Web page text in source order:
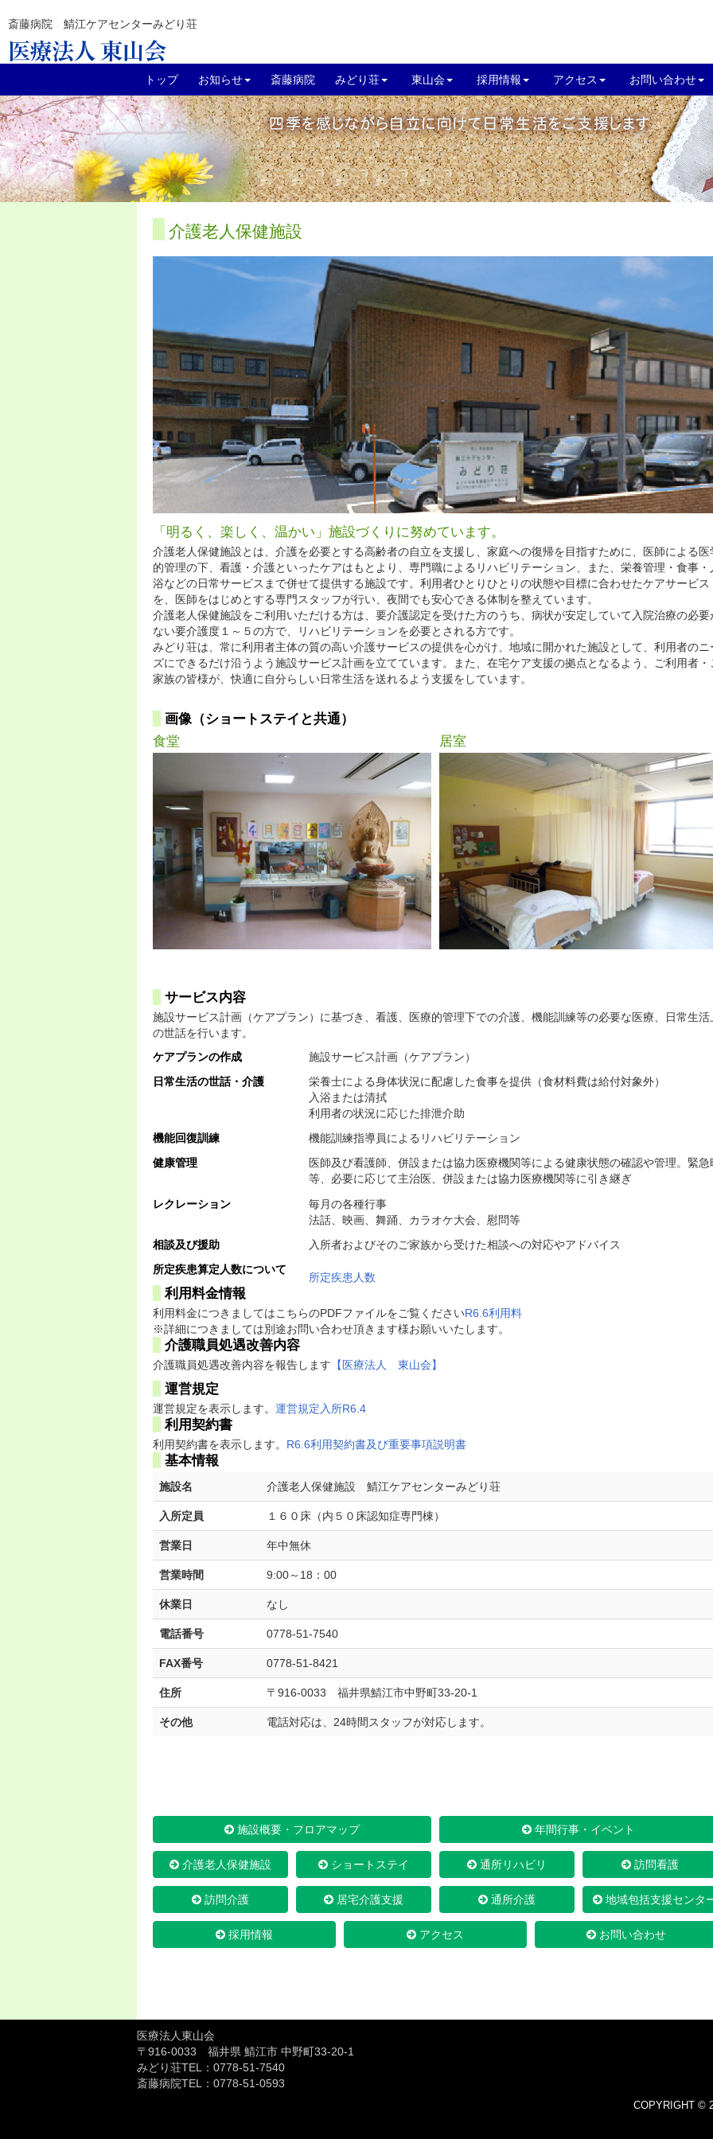
斎藤病院 鯖江ケアセンターみどり荘
トップ お知らせ 斎藤病院 みどり荘 東山会 採用情報 アクセス お問い合わせ
介護老人保健施設
「明るく、楽しく、温かい」施設づくりに努めています。
介護老人保健施設とは、介護を必要とする高齢者の自立を支援し、家庭への復帰を目指すために、医師による医
的管理の下、看護・介護といったケアはもとより、専門職によるリハビリテーション、また、栄養管理・食事・
浴などの日常サービスまで併せて提供する施設です。利用者ひとりひとりの状態や目標に合わせたケアサービス
を、医師をはじめとする専門スタッフが行い、夜間でも安心できる体制を整えています。
介護老人保健施設をご利用いただける方は、要介護認定を受けた方のうち、病状が安定していて入院治療の必要
ない要介護度１～５の方で、リハビリテーションを必要とされる方です。
みどり荘は、常に利用者主体の質の高い介護サービスの提供を心がけ、地域に開かれた施設として、利用者のニ
ズにできるだけ沿うよう施設サービス計画を立てています。また、在宅ケア支援の拠点となるよう、ご利用者・
家族の皆様が、快適に自分らしい日常生活を送れるよう支援をしています。
画像（ショートステイと共通）
食堂
居室
サービス内容
施設サービス計画（ケアプラン）に基づき、看護、医療的管理下での介護、機能訓練等の必要な医療、日常生活
の世話を行います。
ケアプランの作成
施設サービス計画（ケアプラン）
日常生活の世話・介護
栄養士による身体状況に配慮した食事を提供（食材料費は給付対象外）
入浴または清拭
利用者の状況に応じた排泄介助
機能回復訓練
機能訓練指導員によるリハビリテーション
健康管理
医師及び看護師、併設または協力医療機関等による健康状態の確認や管理。緊急
等、必要に応じて主治医、併設または協力医療機関等に引き継ぎ
レクレーション
毎月の各種行事
法話、映画、舞踊、カラオケ大会、慰問等
相談及び援助
入所者およびそのご家族から受けた相談への対応やアドバイス
所定疾患算定人数について
所定疾患人数
利用料金情報
利用料金につきましてはこちらのPDFファイルをご覧くださいR6.6利用料
※詳細につきましては別途お問い合わせ頂きます様お願いいたします。
介護職員処遇改善内容
介護職員処遇改善内容を報告します 【医療法人 東山会】
運営規定
運営規定を表示します。 運営規定入所R6.4
利用契約書
利用契約書を表示します。 R6.6利用契約書及び重要事項説明書
基本情報
施設名 介護老人保健施設 鯖江ケアセンターみどり荘
入所定員 １６０床（内５０床認知症専門棟）
営業日 年中無休
営業時間 9:00～18：00
休業日 なし
電話番号 0778-51-7540
FAX番号 0778-51-8421
住所 〒916-0033 福井県鯖江市中野町33-20-1
その他 電話対応は、24時間スタッフが対応します。
施設概要・フロアマップ 年間行事・イベント
介護老人保健施設 ショートステイ 通所リハビリ 訪問看護
訪問介護 居宅介護支援 通所介護 地域包括支援センタ
採用情報 アクセス お問い合わせ
医療法人東山会
〒916-0033 福井県 鯖江市 中野町33-20-1
みどり荘TEL： 0778-51-7540
斎藤病院TEL： 0778-51-0593
COPYRIGHT ©